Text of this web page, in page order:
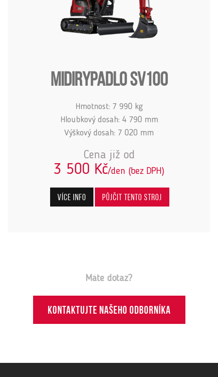
MIDIRYPADLO SV100
Hmotnost: 7 990 kg
Hloubkový dosah: 4 790 mm
Výškový dosah: 7 020 mm
Cena již od
3 500 Kč/den (bez DPH)
Více info Půjčit tento stroj
Máte dotaz?
Kontaktujte našeho odborníka